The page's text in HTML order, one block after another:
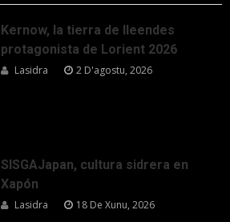
Kernow, la tierra de lleendes
protagonista de Lorient 2026
Lasidra 2 D'agostu, 2026
SISGAJapan, cultura sidrera en
Xapón
Lasidra 18 De Xunu, 2026